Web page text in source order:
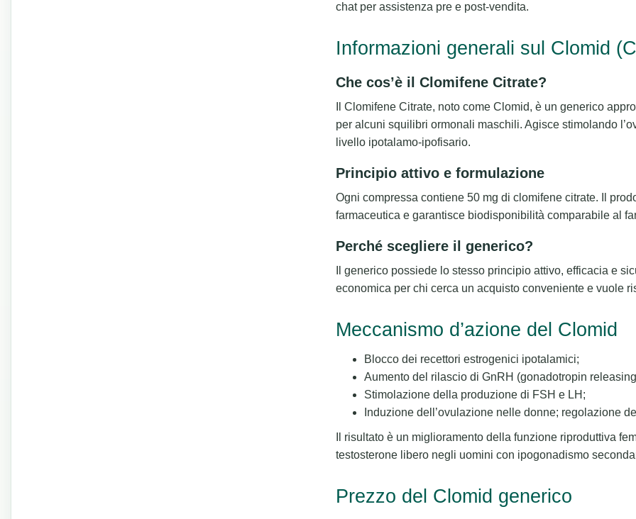
chat per assistenza pre e post-vendita.
Informazioni generali sul Clomid
Che cos’è il Clomifene Citrate?
Il Clomifene Citrate, noto come Clomid, è un generico
per alcuni squilibri ormonali maschili. Agisce stimolando
livello ipotalamo-ipofisario.
Principio attivo e formulazione
Ogni compressa contiene 50 mg di clomifene citrate. Il
farmaceutica e garantisce biodisponibilità comparabile al
Perché scegliere il generico?
Il generico possiede lo stesso principio attivo, efficacia e
economica per chi cerca un acquisto conveniente e vuole
Meccanismo d’azione del Clomid
Blocco dei recettori estrogenici ipotalamici;
Aumento del rilascio di GnRH (gonadotropin
Stimolazione della produzione di FSH e LH;
Induzione dell’ovulazione nelle donne; regolazione
Il risultato è un miglioramento della funzione riproduttiva
testosterone libero negli uomini con ipogonadismo
Prezzo del Clomid generico